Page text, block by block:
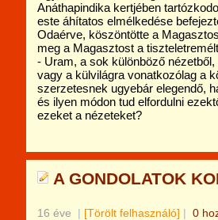
Anáthapindika kertjében
este áhítatos elmélkedése
Odaérve, köszöntötte a
meg a Magasztost a
- Uram, a sok különböző
vagy a külvilágra vonatkozólag a
szerzetesnek ugyebár elegendő,
és ilyen módon tud elfordulni
ezeket a nézeteket?
A GONDOLATOK
16 éve | [Törölt felhasználó] | 0